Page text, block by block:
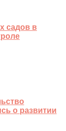
садов в
о развитии